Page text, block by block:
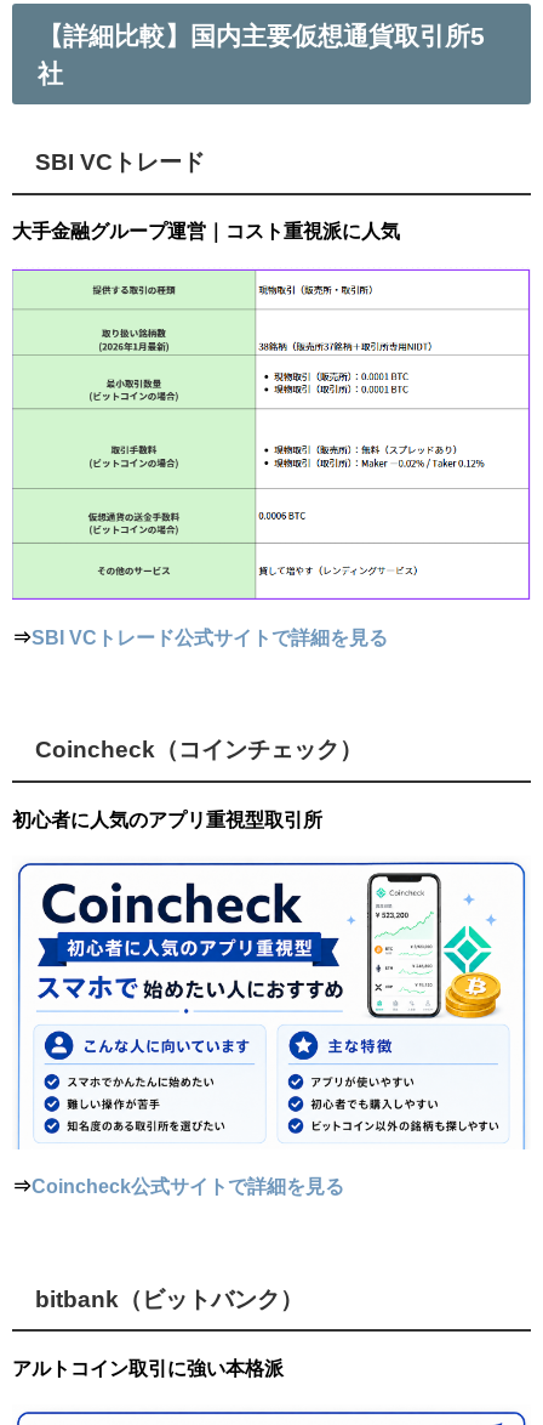
【詳細比較】国内主要仮想通貨取引所5
社
SBI VCトレード
大手金融グループ運営｜コスト重視派に人気
⇒SBI VCトレード公式サイトで詳細を見る
Coincheck（コインチェック）
初心者に人気のアプリ重視型取引所
⇒Coincheck公式サイトで詳細を見る
bitbank（ビットバンク）
アルトコイン取引に強い本格派